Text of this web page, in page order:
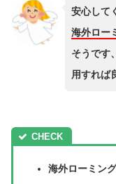
安心して
海外ロー
そうです
用すれば
海外ローミン